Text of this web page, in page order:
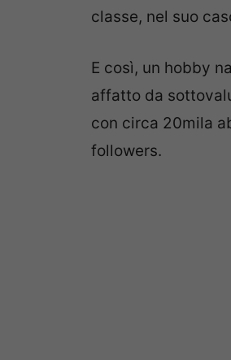
classe, nel suo
E così, un hobby
affatto da
con circa 20mila
followers.